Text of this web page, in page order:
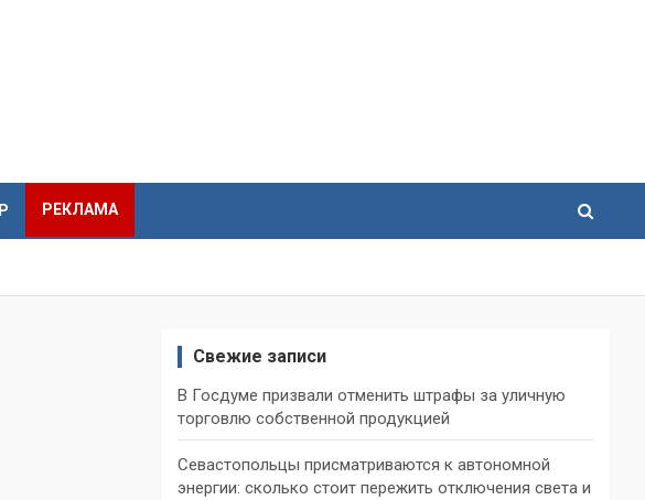
РЕКЛАМА
Свежие записи
В Госдуме призвали отменить штрафы за уличную
торговлю собственной продукцией
Севастопольцы присматриваются к автономной
энергии: сколько стоит пережить отключения света и